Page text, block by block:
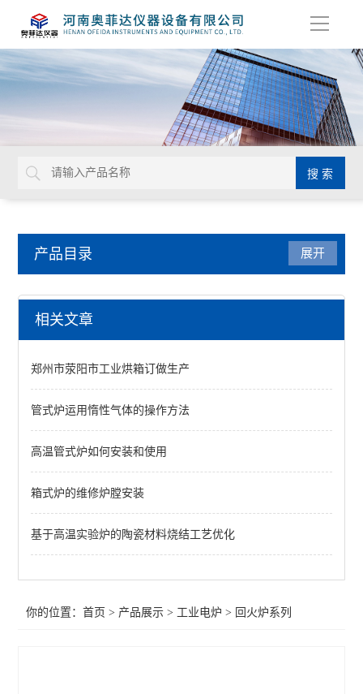
导
产品目录
工业电炉
台车炉系列
渗碳炉系列
氮化炉系列
回火炉系列
井式炉系列
盐浴炉系列
展开
相关文章
郑州市荥阳市工业烘箱订做生产
管式炉运用惰性气体的操作方法
高温管式炉如何安装和使用
箱式炉的维修炉膛安装
基于高温实验炉的陶瓷材料烧结工艺优化
你的位置：首页 > 产品展示 > 工业电炉 > 回火炉系列